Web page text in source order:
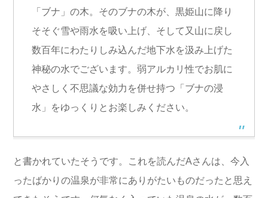
「ブナ」の木。そのブナの木が、黒姫山に降り
そそぐ雪や雨水を吸い上げ、そして又山に戻し
数百年にわたりしみ込んだ地下水を汲み上げた
神秘の水でございます。弱アルカリ性でお肌に
やさしく不思議な効力を併せ持つ「ブナの浸
水」をゆっくりとお楽しみください。
と書かれていたそうです。これを読んだAさんは、今入
ったばかりの温泉が非常にありがたいものだったと思え